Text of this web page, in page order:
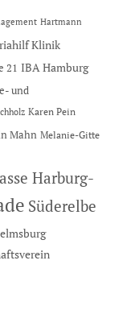
Hartmann
Klinik
21 IBA Hamburg
und
Karen Pein
Mahn Melanie-Gitte
Harburg-
Süderelbe